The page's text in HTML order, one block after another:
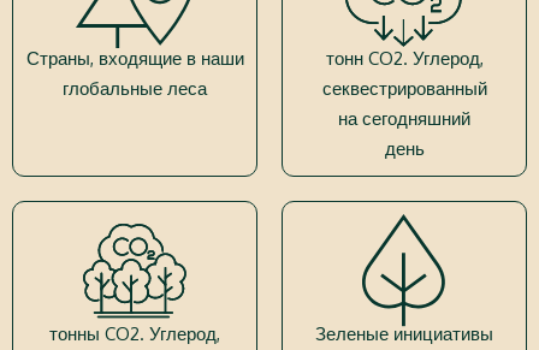
Страны, входящие в наши
глобальные леса
тонн CO2. Углерод,
секвестрированный
на сегодняшний
день
тонны CO2. Углерод,
Зеленые инициативы